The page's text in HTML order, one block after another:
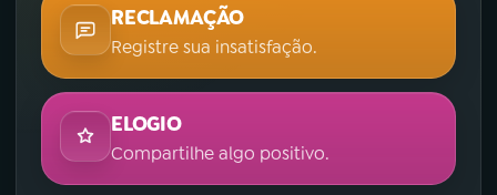
RECLAMAÇÃO
Registre sua insatisfação.
ELOGIO
Compartilhe algo positivo.